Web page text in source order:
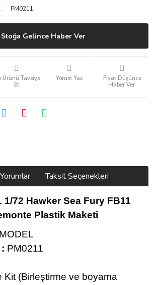
PM0211
Stoğa Gelince Haber Ver
Ürünü Tavsiye
Et
Yorum Yaz
Fiyat Düşünce
Haber Ver
Yorumlar Taksit Seçenekleri
1/72 Hawker Sea Fury FB11
Plastik Maketi
PM0211
Kit (Birleştirme ve boyama